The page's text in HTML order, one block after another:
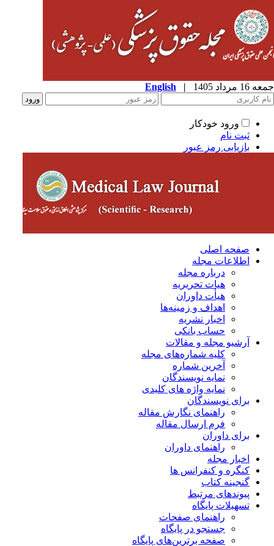
مرداد 1405 |
English
ورود خودکار
ثبت نام
بازیابی رمز عبور
صفحه اصلی
اطلاعات مجله
درباره مجله
هیات تحریریه
هیأت داوران
اهداف و زمینه‌ها
اخبار نشریه
حساب بانکی
آرشیو مجله و مقالات
کلیه شماره‌های مجله
آخرین شماره
نمایه نویسندگان
نمایه واژه های کلیدی
برای نویسندگان
راهنمای نگارش مقاله
فرم ارسال مقاله
برای داوران
راهنمای داوران
اخبار مجله
کنگره و کنفرانس ها
گنجینه کتاب
پیوندهای مرتبط
تسهیلات پایگاه
راهنمای صفحات
جستجو در پایگاه
صفحه برترین‌های پایگاه